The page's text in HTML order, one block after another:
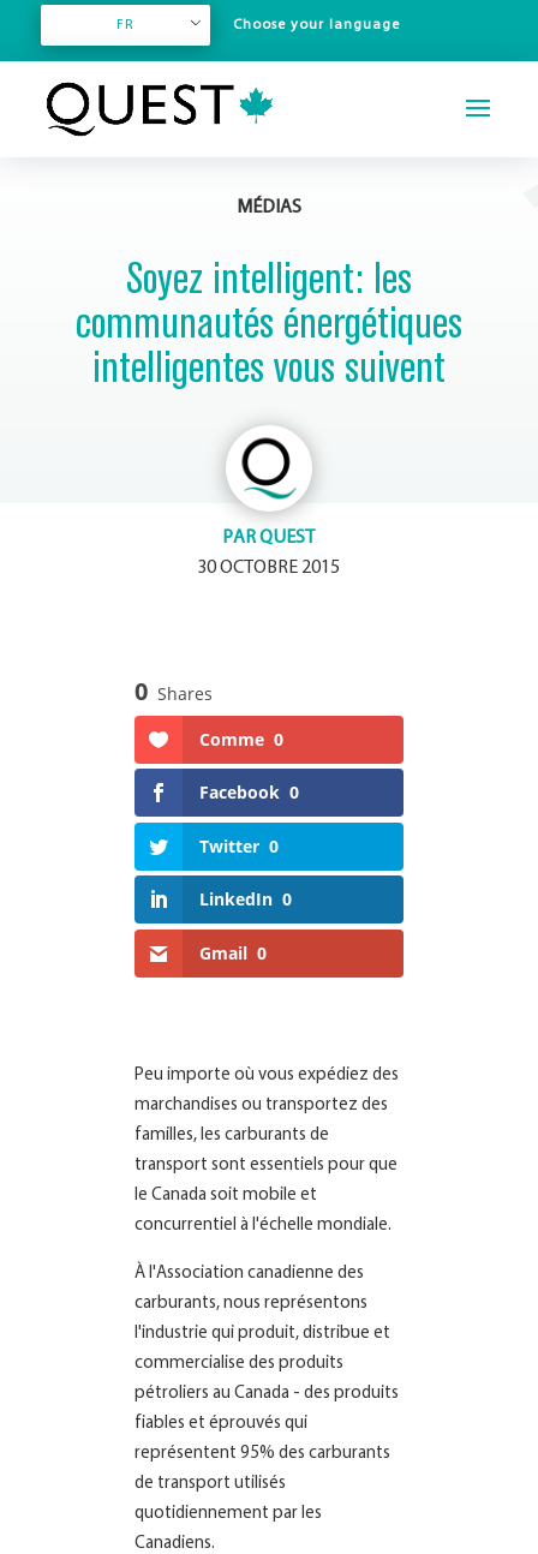
FR
MÉDIAS
Soyez intelligent: les
communautés énergétiques
intelligentes vous suivent
PARQUEST
30 OCTOBRE 2015
0 Shares
Comme 0
Facebook 0
Twitter 0
LinkedIn 0
Gmail 0
Peu importe où vous expédiez des
marchandises ou transportez des
familles, les carburants de
transport sont essentiels pour que
le Canada soit mobile et
concurrentiel à l'échelle mondiale.
À l'Association canadienne des
carburants, nous représentons
l'industrie qui produit, distribue et
commercialise des produits
pétroliers au Canada - des produits
fiables et éprouvés qui
représentent 95% des carburants
de transport utilisés
quotidiennement par les
Canadiens.